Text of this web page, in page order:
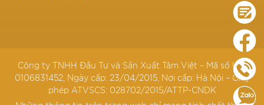
Công ty TNHH Đầu Tư và Sản Xuất Tâm Việt – Mã số KD:
0106831452, Ngày cấp: 23/04/2015, Nơi cấp: Hà Nội – Giấy
phép ATVSCS: 028702/2015/ATTP-CNDK